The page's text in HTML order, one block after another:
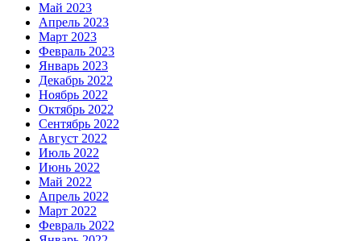
Май 2023
Апрель 2023
Март 2023
Февраль 2023
Январь 2023
Декабрь 2022
Ноябрь 2022
Октябрь 2022
Сентябрь 2022
Август 2022
Июль 2022
Июнь 2022
Май 2022
Апрель 2022
Март 2022
Февраль 2022